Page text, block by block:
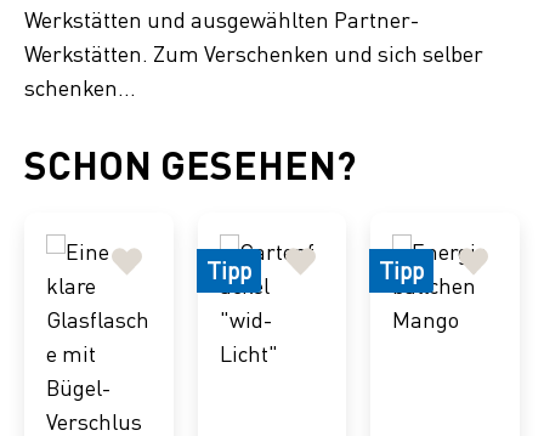
Werkstätten und ausgewählten Partner-
Werkstätten. Zum Verschenken und sich selber
schenken...
SCHON GESEHEN?
Tipp Tipp